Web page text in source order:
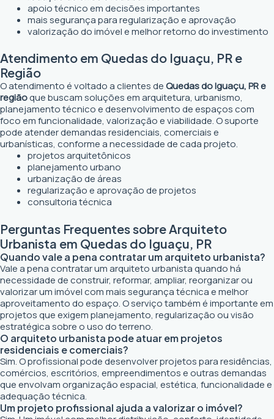
apoio técnico em decisões importantes
mais segurança para regularização e aprovação
valorização do imóvel e melhor retorno do investimento
Atendimento em Quedas do Iguaçu, PR e
Região
O atendimento é voltado a clientes deQuedas do Iguaçu, PR e
regiãoque buscam soluções em arquitetura, urbanismo,
planejamento técnico e desenvolvimento de espaços com
foco em funcionalidade, valorização e viabilidade. O suporte
pode atender demandas residenciais, comerciais e
urbanísticas, conforme a necessidade de cada projeto.
projetos arquitetônicos
planejamento urbano
urbanização de áreas
regularização e aprovação de projetos
consultoria técnica
Perguntas Frequentes sobre Arquiteto
Urbanista em Quedas do Iguaçu, PR
Quando vale a pena contratar um arquiteto urbanista?
Vale a pena contratar um arquiteto urbanista quando há
necessidade de construir, reformar, ampliar, reorganizar ou
valorizar um imóvel com mais segurança técnica e melhor
aproveitamento do espaço. O serviço também é importante em
projetos que exigem planejamento, regularização ou visão
estratégica sobre o uso do terreno.
O arquiteto urbanista pode atuar em projetos
residenciais e comerciais?
Sim. O profissional pode desenvolver projetos para residências,
comércios, escritórios, empreendimentos e outras demandas
que envolvam organização espacial, estética, funcionalidade e
adequação técnica.
Um projeto profissional ajuda a valorizar o imóvel?